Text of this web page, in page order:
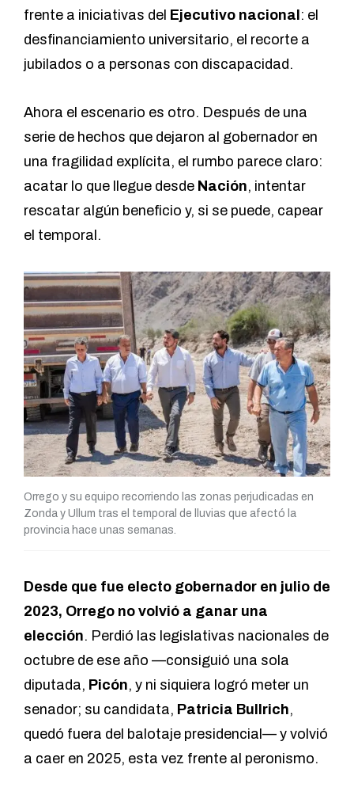
frente a iniciativas del Ejecutivo nacional : el
desfinanciamiento universitario, el recorte a
jubilados o a personas con discapacidad.
Ahora el escenario es otro. Después de una
serie de hechos que dejaron al gobernador en
una fragilidad explícita, el rumbo parece claro:
acatar lo que llegue desde Nación, intentar
rescatar algún beneficio y, si se puede, capear
el temporal.
Orrego y su equipo recorriendo las zonas perjudicadas en
Zonda y Ullum tras el temporal de lluvias que afectó la
provincia hace unas semanas.
Desde que fue electo gobernador en julio de
2023, Orrego no volvió a ganar una
elección. Perdió las legislativas nacionales de
octubre de ese año —consiguió una sola
diputada, Picón, y ni siquiera logró meter un
senador; su candidata, Patricia Bullrich,
quedó fuera del balotaje presidencial— y volvió
a caer en 2025, esta vez frente al peronismo.